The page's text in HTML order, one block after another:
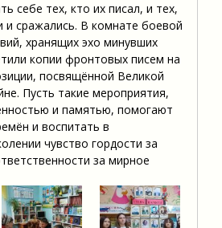
себе тех, кто их писал, и тех,
и сражались. В комнате боевой
хранящих эхо минувших
копии фронтовых писем на
посвящённой Великой
Пусть такие мероприятия,
и памятью, помогают
и воспитать в
чувство гордости за
за мирное